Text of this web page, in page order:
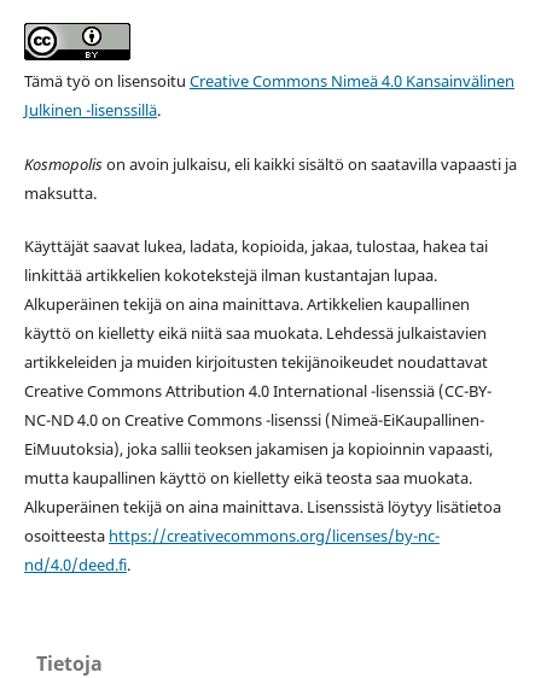
Tämä työ on lisensoitu Creative Commons Nimeä 4.0 Kansainvälinen
Julkinen -lisenssillä.
Kosmopolison avoin julkaisu, eli kaikki sisältö on saatavilla vapaasti ja
maksutta.
Käyttäjät saavat lukea, ladata, kopioida, jakaa, tulostaa, hakea tai
linkittää artikkelien kokotekstejä ilman kustantajan lupaa.
Alkuperäinen tekijä on aina mainittava. Artikkelien kaupallinen
käyttö on kielletty eikä niitä saa muokata. Lehdessä julkaistavien
artikkeleiden ja muiden kirjoitusten tekijänoikeudet noudattavat
Creative Commons Attribution 4.0 International -lisenssiä (CC-BY-
NC-ND 4.0 on Creative Commons -lisenssi(Nimeä-EiKaupallinen-
EiMuutoksia), joka sallii teoksen jakamisen ja kopioinnin vapaasti,
mutta kaupallinen käyttö on kielletty eikä teosta saa muokata.
Alkuperäinen tekijä on aina mainittava. Lisenssistä löytyy lisätietoa
osoitteesta https://creativecommons.org/licenses/by-nc-
nd/4.0/deed.fi.
Tietoja